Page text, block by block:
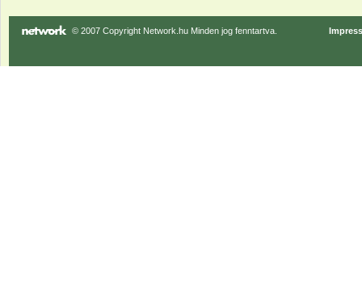
© 2007 Copyright Network.hu Minden jog fenntartva.